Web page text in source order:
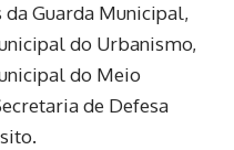
da Guarda Municipal,
do Urbanismo,
do Meio
de Defesa